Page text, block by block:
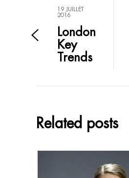
19 JUILLET
2016
London
Key
Trends
Related posts